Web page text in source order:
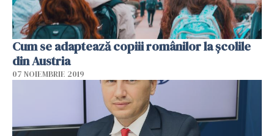
Cum se adaptează copiii românilor la școlile
din Austria
07 NOIEMBRIE 2019